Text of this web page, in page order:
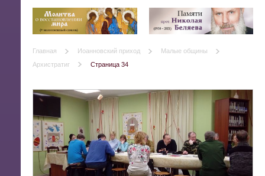
Главная Иоанновский приход
Малые общины
Архистратиг
Страница 34